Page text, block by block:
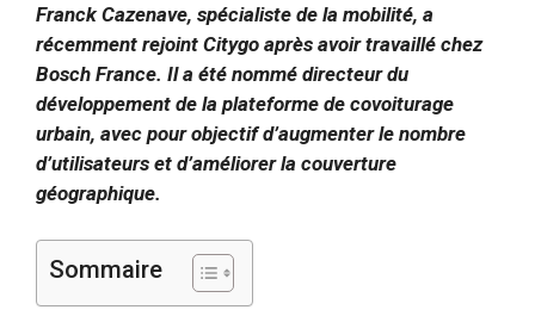
Franck Cazenave, spécialiste de la mobilité, a
récemment rejoint Citygo après avoir travaillé chez
Bosch France. Il a été nommé directeur du
développement de la plateforme de covoiturage
urbain, avec pour objectif d’augmenter le nombre
d’utilisateurs et d’améliorer la couverture
géographique.
Sommaire